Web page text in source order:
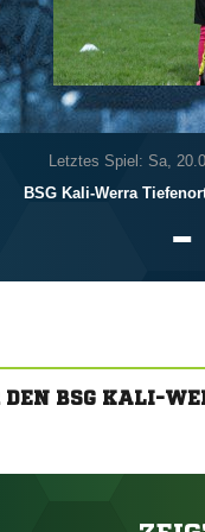
Letztes Spiel: Sa,
BSG Kali-Werra

DEN BSG KALI-